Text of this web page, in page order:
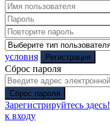
условия
Регистрация
Сброс пароля
Сброс пароля
Зарегистрируйтесь здесь!
к входу